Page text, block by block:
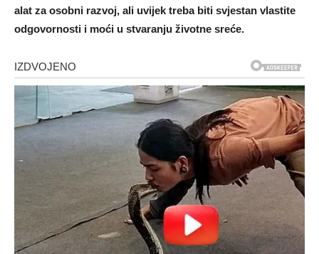
alat za osobni razvoj, ali uvijek treba biti svjestan vlastite
odgovornosti i moći u stvaranju životne sreće.